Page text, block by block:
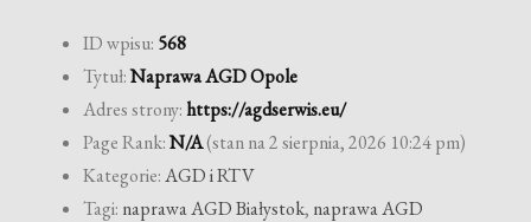
ID wpisu: 568
Tytuł:Naprawa AGD Opole
Adres strony:https://agdserwis.eu/
Page Rank:N/A(stan na 2 sierpnia, 2026 10:24 pm)
Kategorie:AGD i RTV
Tagi: naprawa AGD Białystok, naprawa AGD